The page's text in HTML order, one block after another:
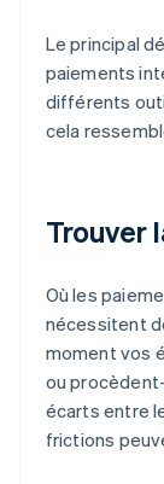
Le principal
paiements
différents
cela
Trouver
Où les
nécessitent
moment vos
ou
écarts entre
frictions